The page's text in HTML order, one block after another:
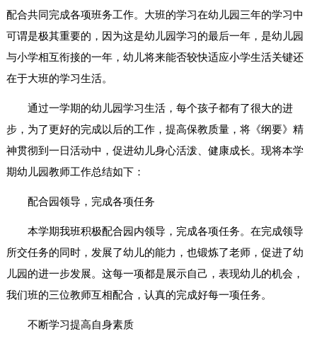
配合共同完成各项班务工作。大班的学习在幼儿园三年的学习中
可谓是极其重要的，因为这是幼儿园学习的最后一年，是幼儿园
与小学相互衔接的一年，幼儿将来能否较快适应小学生活关键还
在于大班的学习生活。
通过一学期的幼儿园学习生活，每个孩子都有了很大的进
步，为了更好的完成以后的工作，提高保教质量，将《纲要》精
神贯彻到一日活动中，促进幼儿身心活泼、健康成长。现将本学
期幼儿园教师工作总结如下：
配合园领导，完成各项任务
本学期我班积极配合园内领导，完成各项任务。在完成领导
所交任务的同时，发展了幼儿的能力，也锻炼了老师，促进了幼
儿园的进一步发展。这每一项都是展示自己，表现幼儿的机会，
我们班的三位教师互相配合，认真的完成好每一项任务。
不断学习提高自身素质